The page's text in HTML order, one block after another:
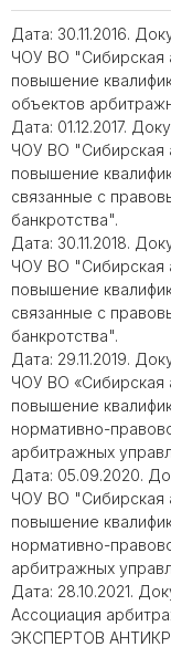
Дата: 30.11.2016.
ЧОУ ВО "Сибирская
повышение
объектов
Дата: 01.12.2017.
ЧОУ ВО "Сибирская
повышение
связанные с
банкротства".
Дата: 30.11.2018.
ЧОУ ВО "Сибирская
повышение
связанные с
банкротства".
Дата: 29.11.2019.
ЧОУ ВО «Сибирская
повышение
нормативно-
арбитражных
Дата: 05.09.2020.
ЧОУ ВО "Сибирская
повышение
нормативно-
арбитражных
Дата: 28.10.2021.
Ассоциация
ЭКСПЕРТОВ